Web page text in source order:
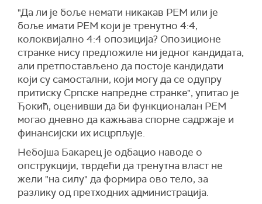
"Да ли је боље немати никакав РЕМ или је
боље имати РЕМ који је тренутно 4:4,
колоквијално 4:4 опозиција? Опозиционе
странке нису предложиле ни једног кандидата,
али претпостављено да постоје кандидати
који су самостални, који могу да се одупру
притиску Српске напредне странке", упитао је
Ђокић, оценивши да би функционалан РЕМ
могао дневно да кажњава спорне садржаје и
финансијски их исцрпљује.
Небојша Бакарец је одбацио наводе о
опструкцији, тврдећи да тренутна власт не
жели "на силу" да формира ово тело, за
разлику од претходних администрација.